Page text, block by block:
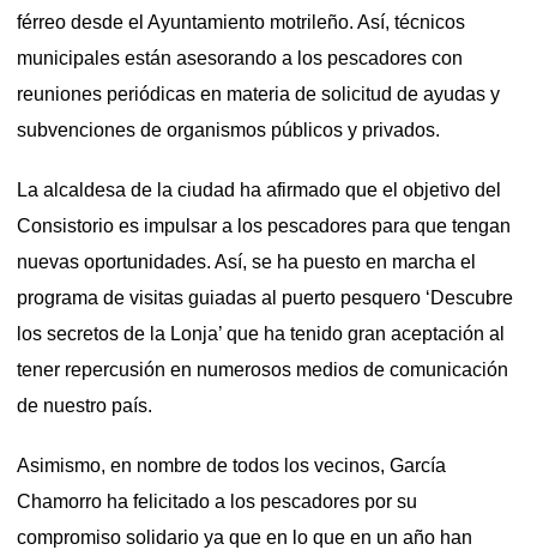
férreo desde el Ayuntamiento motrileño. Así, técnicos
municipales están asesorando a los pescadores con
reuniones periódicas en materia de solicitud de ayudas y
subvenciones de organismos públicos y privados.
La alcaldesa de la ciudad ha afirmado que el objetivo del
Consistorio es impulsar a los pescadores para que tengan
nuevas oportunidades. Así, se ha puesto en marcha el
programa de visitas guiadas al puerto pesquero ‘Descubre
los secretos de la Lonja’ que ha tenido gran aceptación al
tener repercusión en numerosos medios de comunicación
de nuestro país.
Asimismo, en nombre de todos los vecinos, García
Chamorro ha felicitado a los pescadores por su
compromiso solidario ya que en lo que en un año han